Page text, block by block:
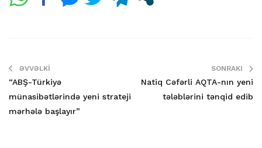
ƏVVƏLKI
“ABŞ-Türkiyə
münasibətlərində yeni strateji
mərhələ başlayır”
SONRAKI
Natiq Cəfərli AQTA-nın yeni
tələblərini tənqid edib